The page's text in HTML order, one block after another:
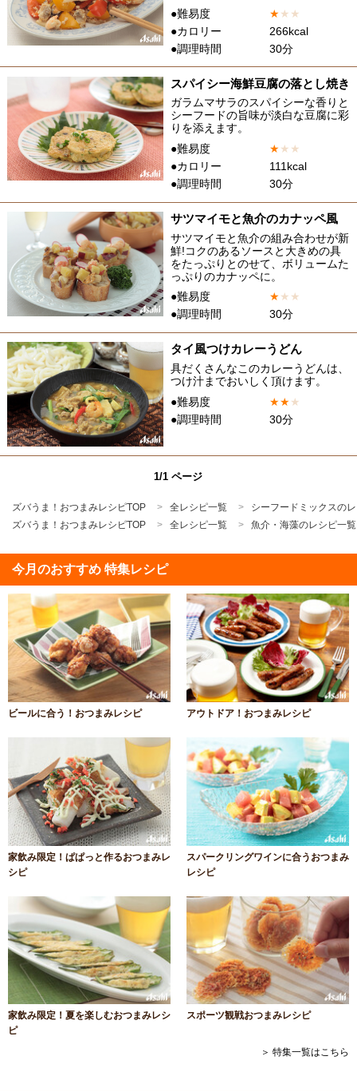
●難易度
★★ ★
●カロリー
266kcal
●調理時間
30分
スパイシー海鮮豆腐の落とし焼き
ガラムマサラのスパイシーな香りと
シーフードの旨味が淡白な豆腐に彩
りを添えます。
●難易度
★★ ★
●カロリー
111kcal
●調理時間
30分
サツマイモと魚介のカナッペ風
サツマイモと魚介の組み合わせが新
鮮!コクのあるソースと大きめの具
をたっぷりとのせて、ボリュームた
っぷりのカナッペに。
●難易度
★★ ★
●調理時間
30分
タイ風つけカレーうどん
具だくさんなこのカレーうどんは、
つけ汁までおいしく頂けます。
●難易度
★★★
●調理時間
30分
1/1 ページ
ズバうま！おつまみレシピTOP 全レシピ一覧
シーフードミックスの
ズバうま！おつまみレシピTOP
全レシピ一覧 魚介・海藻のレシピ一覧
今月のおすすめ 特集レシピ
ビールに合う！おつまみレシピ アウトドア！おつまみレシピ
家飲み限定！ぱぱっと作るおつまみレ
シピ
スパークリングワインに合うおつまみ
レシピ
家飲み限定！夏を楽しむおつまみレシ
ピ
スポーツ観戦おつまみレシピ
＞ 特集一覧はこちら